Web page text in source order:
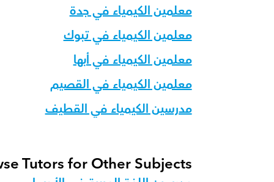
معلمين الكيمياء في جدة
معلمين الكيمياء في تبوك
معلمين الكيمياء في أبها
معلمين الكيمياء في القصيم
مدرسين الكيمياء في القطيف
Tutors for Other Subjects